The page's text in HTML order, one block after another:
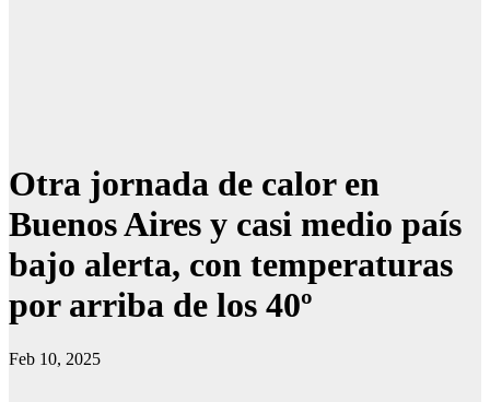
Otra jornada de calor en
Buenos Aires y casi medio país
bajo alerta, con temperaturas
por arriba de los 40º
Feb 10, 2025